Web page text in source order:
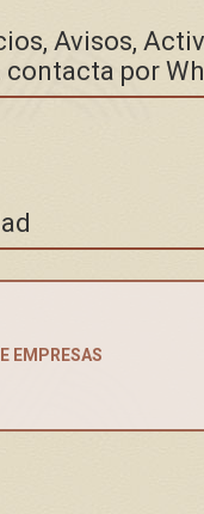
Avisos,
por
EMPRESAS